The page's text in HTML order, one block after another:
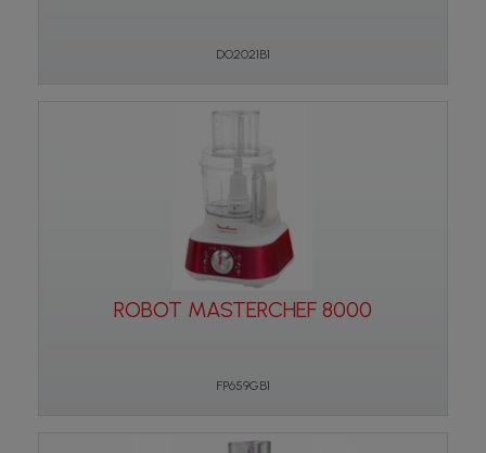
DO2021B1
ROBOT MASTERCHEF 8000
FP659GB1